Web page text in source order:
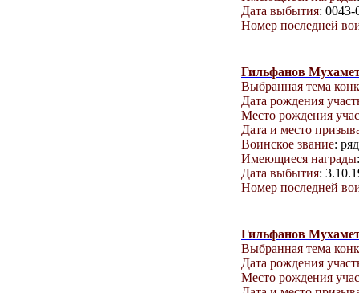
Дата выбытия: 0043-
Номер последней
Гильфанов
Выбранная тема
Дата рождения
Место рождения
Дата и место
Воинское звание:
Имеющиеся награды
Дата выбытия:
Номер последней
Гильфанов
Выбранная тема
Дата рождения
Место рождения